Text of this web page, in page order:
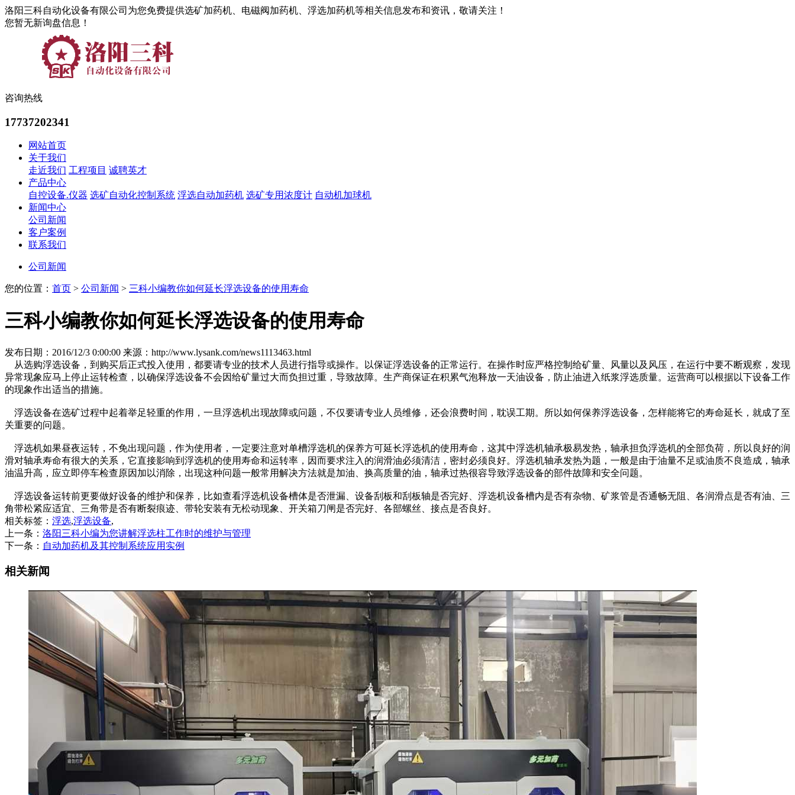
洛阳三科自动化设备有限公司为您免费提供选矿加药机、电磁阀加药机、浮选加药机等相关信息发布和资讯，敬请关注！
您暂无新询盘信息！
咨询热线
17737202341
网站首页
关于我们
走近我们 工程项目 诚聘英才
产品中心
自控设备.仪器 选矿自动化控制系统 浮选自动加药机 选矿专用浓度计 自动机加球机
新闻中心
公司新闻
客户案例
联系我们
公司新闻
您的位置： 首页 > 公司新闻 > 三科小编教你如何延长浮选设备的使用寿命
三科小编教你如何延长浮选设备的使用寿命
发布日期：2016/12/3 0:00:00 来源：http://www.lysank.com/news1113463.html
从选购浮选设备，到购买后正式投入使用，都要请专业的技术人员进行指导或操作。以保证浮选设备的正常运行。在操作时应严格控制给矿量、风量以及风压，在运行中要不断观察，发现
异常现象应马上停止运转检查，以确保浮选设备不会因给矿量过大而负担过重，导致故障。生产商保证在积累气泡释放一天油设备，防止油进入纸浆浮选质量。运营商可以根据以下设备工作
的现象作出适当的措施。
浮选设备在选矿过程中起着举足轻重的作用，一旦浮选机出现故障或问题，不仅要请专业人员维修，还会浪费时间，耽误工期。所以如何保养浮选设备，怎样能将它的寿命延长，就成了至
关重要的问题。
浮选机如果昼夜运转，不免出现问题，作为使用者，一定要注意对单槽浮选机的保养方可延长浮选机的使用寿命，这其中浮选机轴承极易发热，轴承担负浮选机的全部负荷，所以良好的润
滑对轴承寿命有很大的关系，它直接影响到浮选机的使用寿命和运转率，因而要求注入的润滑油必须清洁，密封必须良好。浮选机轴承发热为题，一般是由于油量不足或油质不良造成，轴承
油温升高，应立即停车检查原因加以消除，出现这种问题一般常用解决方法就是加油、换高质量的油，轴承过热很容导致浮选设备的部件故障和安全问题。
浮选设备运转前更要做好设备的维护和保养，比如查看浮选机设备槽体是否泄漏、设备刮板和刮板轴是否完好、浮选机设备槽内是否有杂物、矿浆管是否通畅无阻、各润滑点是否有油、三
角带松紧应适宜、三角带是否有断裂痕迹、带轮安装有无松动现象、开关箱刀闸是否完好、各部螺丝、接点是否良好。
相关标签： 浮选,浮选设备,
上一条： 洛阳三科小编为您讲解浮选柱工作时的维护与管理
下一条： 自动加药机及其控制系统应用实例
相关新闻